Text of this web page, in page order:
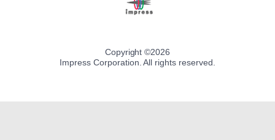
Copyright ©2026
Impress Corporation. All rights reserved.